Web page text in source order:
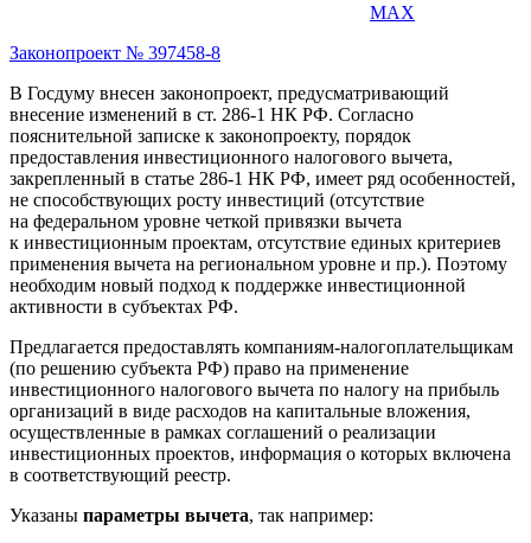
MAX
Законопроект № 397458-8
В Госдуму внесен законопроект, предусматривающий
внесение изменений в ст. 286-1 НК РФ. Согласно
пояснительной записке к законопроекту, порядок
предоставления инвестиционного налогового вычета,
закрепленный в статье 286-1 НК РФ, имеет ряд особенностей,
не способствующих росту инвестиций (отсутствие
на федеральном уровне четкой привязки вычета
к инвестиционным проектам, отсутствие единых критериев
применения вычета на региональном уровне и пр.). Поэтому
необходим новый подход к поддержке инвестиционной
активности в субъектах РФ.
Предлагается предоставлять компаниям-налогоплательщикам
(по решению субъекта РФ) право на применение
инвестиционного налогового вычета по налогу на прибыль
организаций в виде расходов на капитальные вложения,
осуществленные в рамках соглашений о реализации
инвестиционных проектов, информация о которых включена
в соответствующий реестр.
Указаны параметры вычета, так например: